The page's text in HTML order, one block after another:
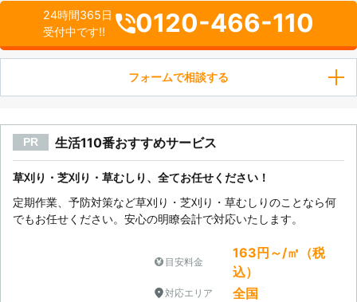
24時間365日
受付中です!!
0120-466-110
フォームで相談する
PR 生活110番おすすめサービス
草刈り・芝刈り・草むしり、全てお任せください！
定期作業、予防対策など草刈り・芝刈り・草むしりのことなら何
でもお任せください。安心の明瞭会計で対応いたします。
目安料金
163円～/㎡（税
込）
対応エリア 全国